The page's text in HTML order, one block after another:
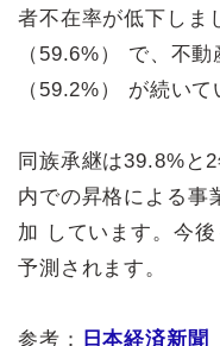
者不在率が低下しま
（59.6%） で、不
（59.2%） が続いて
同族承継は39.8%と
内での昇格による事
加 しています。今
予測されます。
参考：
日本経済新聞